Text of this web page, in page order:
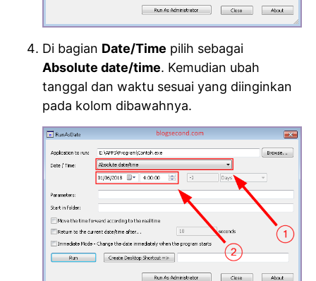
Di bagian Date/Time pilih sebagai
Absolute date/time. Kemudian ubah
tanggal dan waktu sesuai yang diinginkan
pada kolom dibawahnya.